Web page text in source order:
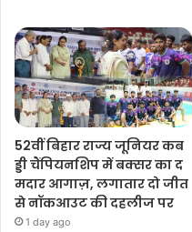
52वीं बिहार राज्य जूनियर कब
ड्डी चैंपियनशिप में बक्सर का द
मदार आगाज़, लगातार दो जीत
से नॉकआउट की दहलीज पर
1 day ago